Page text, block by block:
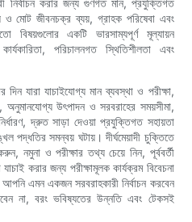
নির্বাচন করার জন্য গুণগত মান, প্রযুক্তিগত
ও মোট জীবনচক্র ব্যয়, গ্রাহক পরিষেবা এবং
বিষয়গুলোর একটি ভারসাম্যপূর্ণ মূল্যায়ন
পরিচালনগত স্থিতিশীলতা এবং
দিন যারা যাচাইযোগ্য মান ব্যবস্থা ও পরীক্ষা,
উৎপাদন ও সরবরাহের সময়সীমা,
দ্রুত সাড়া দেওয়া প্রযুক্তিগত সহায়তা
পদ্ধতির সমন্বয় ঘটায়। দীর্ঘমেয়াদী চুক্তিতে
নমুনা ও পরীক্ষার তথ্য চেয়ে নিন, পূর্ববর্তী
করার জন্য পরীক্ষামূলক কার্যক্রম বিবেচনা
এমন একজন সরবরাহকারী নির্বাচন করবেন
না, বরং ভবিষ্যতের উন্নতি এবং টেকসই